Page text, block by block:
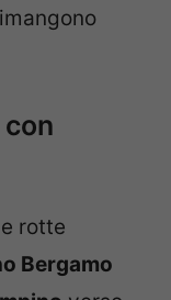
con
rotte
Bergamo